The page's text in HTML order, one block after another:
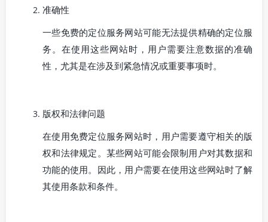
准确性
一些免费的定位服务网站可能无法提供精确的定位服
务。在使用这些网站时，用户需要注意数据的准确
性，尤其是在涉及到紧急情况或重要事项时。
版权和法律问题
在使用免费定位服务网站时，用户需要遵守相关的版
权和法律规定。某些网站可能会限制用户对其数据和
功能的使用。因此，用户需要在使用这些网站时了解
其使用条款和条件。